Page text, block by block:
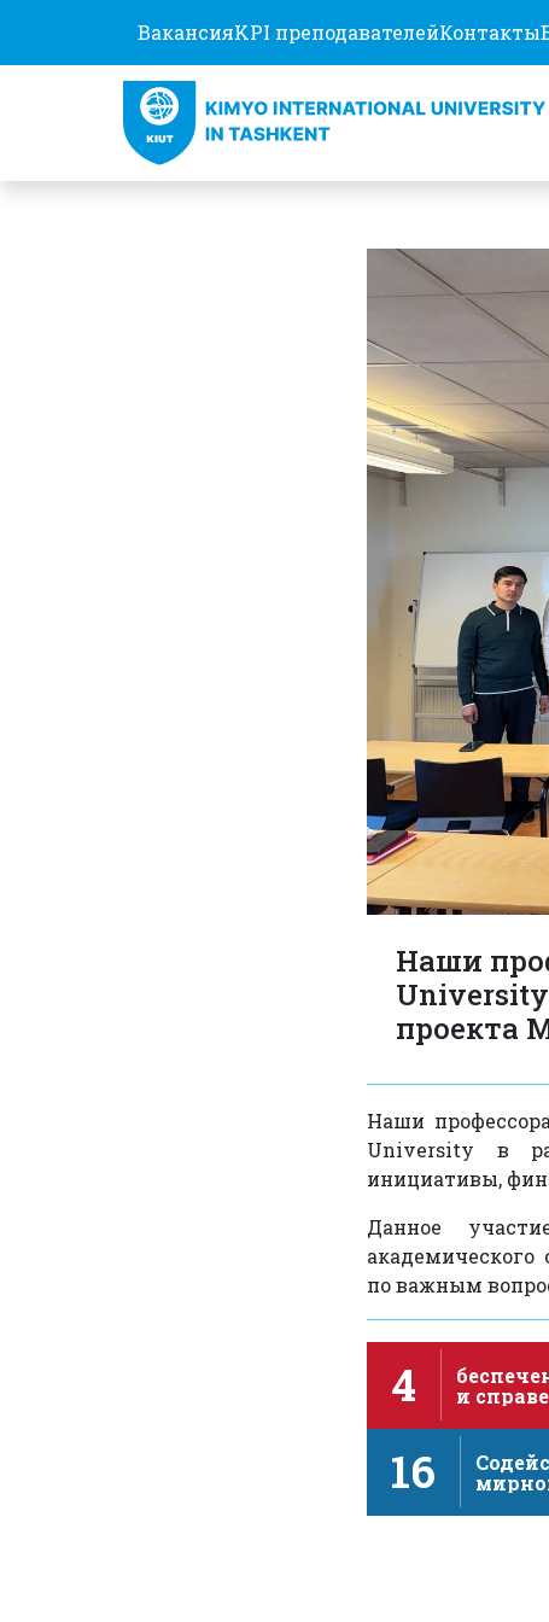
ВакансияKPI преподавателейКонтакты
Наши
проекта
Наши
University в
инициативы,
Данное
академического
по важным
4
и
16